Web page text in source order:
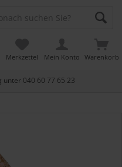
unter 040 60 77 65 23
Warenkorb
Merkzettel Mein Konto